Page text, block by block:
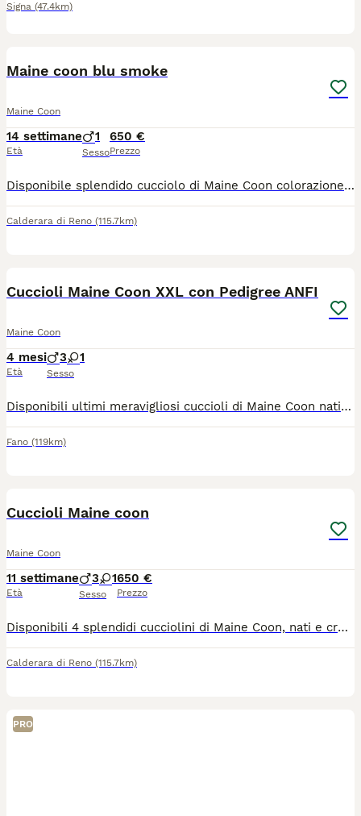
Signa (47.4km)
Maine coon blu smoke
Maine Coon
14 settimane
Età
1
Sesso
650 €
Prezzo
Disponibile splendido cucciolo di Maine Coon colorazione Blu Smoke (sottopelo bianco con effetto fumo) da imponenti linee russe (tratti marcati e grandi ciuffi sulle orecchie). Genitori: Visibili e testati negativi FIV/FeLV e HCM (cardiopatia). Pedigree: Ceduto senza pedigree esclusivamente come animale da compagnia. Il cucciolo verrà consegnato con: Libretto sanitario Ciclo di sverminazione e primo vaccino Già svezzato e abituato alla lettiera
Calderara di Reno (115.7km)
Cuccioli Maine Coon XXL con Pedigree ANFI
Maine Coon
4 mesi
Età
3 1
Sesso
Disponibili ultimi meravigliosi cuccioli di Maine Coon nati il 06.04.2026, cresciuti in ambiente domestico con amore ed attenzione. Cuccioli molto socievoli abituati al contatto umano ed alla vita in famiglia. Saranno ceduti al compimento del terzo mese di età con le previste vaccinazioni effettuate, sverminazione, con microchip e libretto sanitario. Genitori con ecocardio regolare e test Fil/Felv negativi. Papà di taglia molto grande con struttura importante e mamma dal carattere dolcissimo, molto equilibrata ed affettuosa. Per ulteriori info, foto e video - contatto Whatsapp 3454323981
Fano (119km)
Cuccioli Maine coon
Maine Coon
11 settimane
Età
3 1
Sesso
650 €
Prezzo
Disponibili 4 splendidi cucciolini di Maine Coon, nati e cresciuti in ambiente familiare. Quando: Cedibili da Fine luglio . Salute: Consegnati con libretto sanitario, sverminati e con primo vaccino. Genitori: Visibili in loco (cuccioli ceduti senza pedigree). Per informazioni, foto o prenotazioni, contattami in privato!
Calderara di Reno (115.7km)
PRO